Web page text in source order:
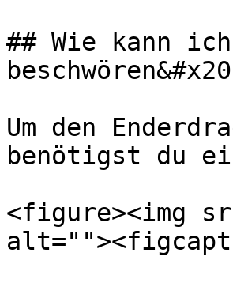
## Wie kann ich
Um den
benötigst du
<figure><img